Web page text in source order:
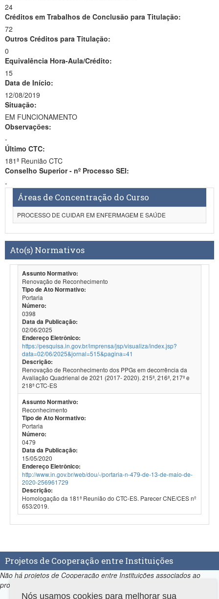
24
Créditos em Trabalhos de Conclusão para Titulação:
72
Outros Créditos para Titulação:
0
Equivalência Hora-Aula/Crédito:
15
Data de Início:
12/08/2019
Situação:
EM FUNCIONAMENTO
Observações:
-
Último CTC:
181ª Reunião CTC
Conselho Superior - nº Processo SEI:
-
Áreas de Concentração do Curso
PROCESSO DE CUIDAR EM ENFERMAGEM E SAÚDE
Ato(s) Normativos
Assunto Normativo:
Renovação de Reconhecimento
Tipo de Ato Normativo:
Portaria
Número:
0398
Data da Publicação:
02/06/2025
Endereço Eletrônico:
https://pesquisa.in.gov.br/imprensa/jsp/visualiza/index.jsp?
data=02/06/2025&jornal=515&pagina=41
Descrição:
Renovação de Reconhecimento dos PPGs em decorrência da
Avaliação Quadrienal de 2021 (2017- 2020). 215ª, 216ª, 217ª e
218ª CTC-ES
Assunto Normativo:
Reconhecimento
Tipo de Ato Normativo:
Portaria
Número:
0479
Data da Publicação:
15/05/2020
Endereço Eletrônico:
http://www.in.gov.br/web/dou/-/portaria-n-479-de-13-de-maio-de-
2020-256961729
Descrição:
Homologação da 181ª Reunião do CTC-ES. Parecer CNE/CES nº
653/2019.
Projetos de Cooperação entre Instituições
Não há projetos de Cooperação entre Instituições associados ao
programa.
Nós usamos cookies para melhorar sua